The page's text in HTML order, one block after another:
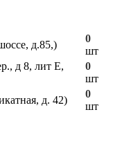
д.85,)
0
шт
д 8, лит Е,
0
шт
д. 42)
0
шт